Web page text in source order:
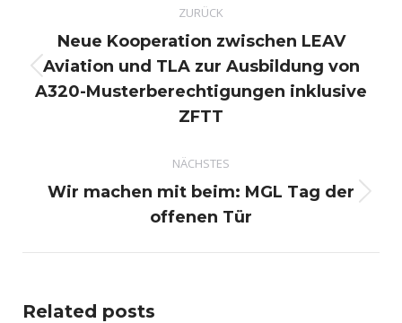
ZURÜCK
Vorheriger
Beitrag:
Neue Kooperation zwischen LEAV
Aviation und TLA zur Ausbildung von
A320-Musterberechtigungen inklusive
ZFTT
NÄCHSTES
Nächster
Beitrag:
Wir machen mit beim: MGL Tag der
offenen Tür
Related posts